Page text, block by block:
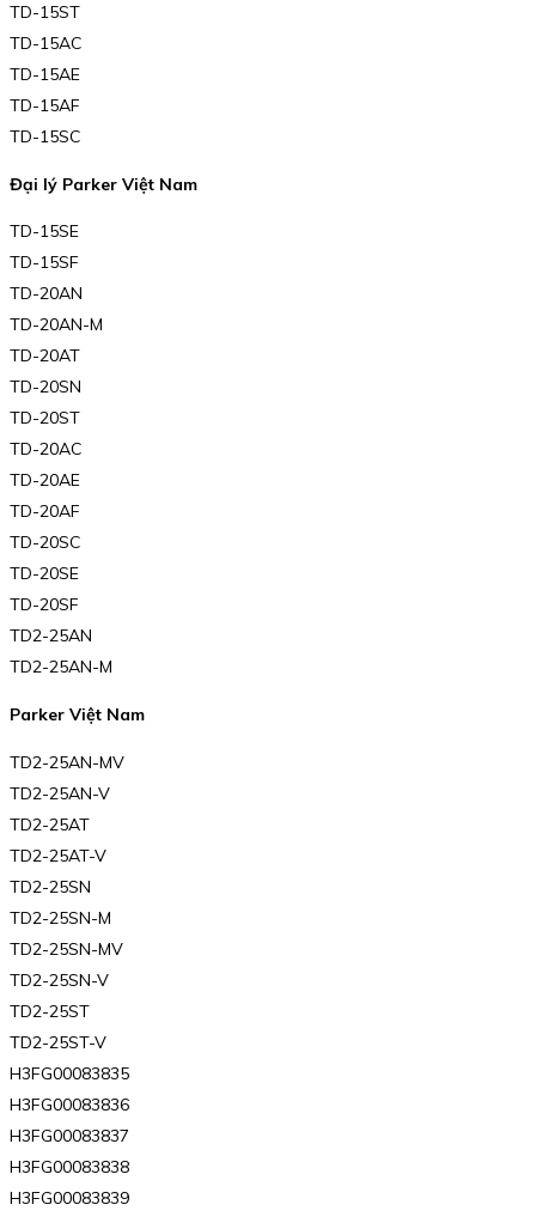
TD-15ST
TD-15AC
TD-15AE
TD-15AF
TD-15SC
Đại lý Parker Việt Nam
TD-15SE
TD-15SF
TD-20AN
TD-20AN-M
TD-20AT
TD-20SN
TD-20ST
TD-20AC
TD-20AE
TD-20AF
TD-20SC
TD-20SE
TD-20SF
TD2-25AN
TD2-25AN-M
Parker Việt Nam
TD2-25AN-MV
TD2-25AN-V
TD2-25AT
TD2-25AT-V
TD2-25SN
TD2-25SN-M
TD2-25SN-MV
TD2-25SN-V
TD2-25ST
TD2-25ST-V
H3FG00083835
H3FG00083836
H3FG00083837
H3FG00083838
H3FG00083839